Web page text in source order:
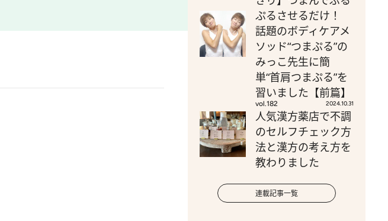
ぷるさせるだけ！
話題のボディケアメ
ソッド“つまぷる”の
みっこ先生に簡
単“首肩つまぷる”を
習いました【前篇】
vol.182 2024.10.31
人気漢方薬店で不調
のセルフチェック方
法と漢方の考え方を
教わりました
連載記事一覧